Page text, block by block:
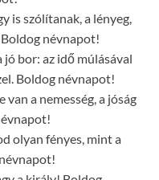
is szólítanak, a lényeg,
Boldog névnapot!
bor: az idő múlásával
Boldog névnapot!
a nemesség, a jóság
olyan fényes, mint a